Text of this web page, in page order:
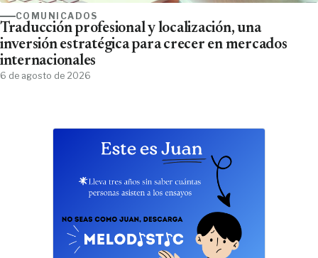
COMUNICADOS
Traducción profesional y localización, una
inversión estratégica para crecer en mercados
internacionales
6 de agosto de 2026